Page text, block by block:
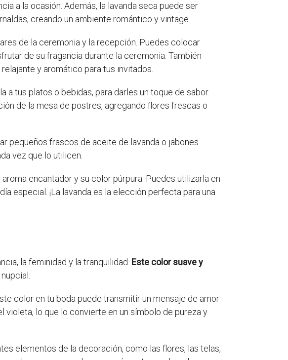
a la ocasión. Además, la lavanda seca puede ser
creando un ambiente romántico y vintage.
de la ceremonia y la recepción. Puedes colocar
de su fragancia durante la ceremonia. También
y aromático para tus invitados.
a tus platos o bebidas, para darles un toque de sabor
de la mesa de postres, agregando flores frescas o
pequeños frascos de aceite de lavanda o jabones
vez que lo utilicen.
encantador y su color púrpura. Puedes utilizarla en
especial. ¡La lavanda es la elección perfecta para una
la feminidad y la tranquilidad. Este color suave y
color en tu boda puede transmitir un mensaje de amor
violeta, lo que lo convierte en un símbolo de pureza y
elementos de la decoración, como las flores, las telas,